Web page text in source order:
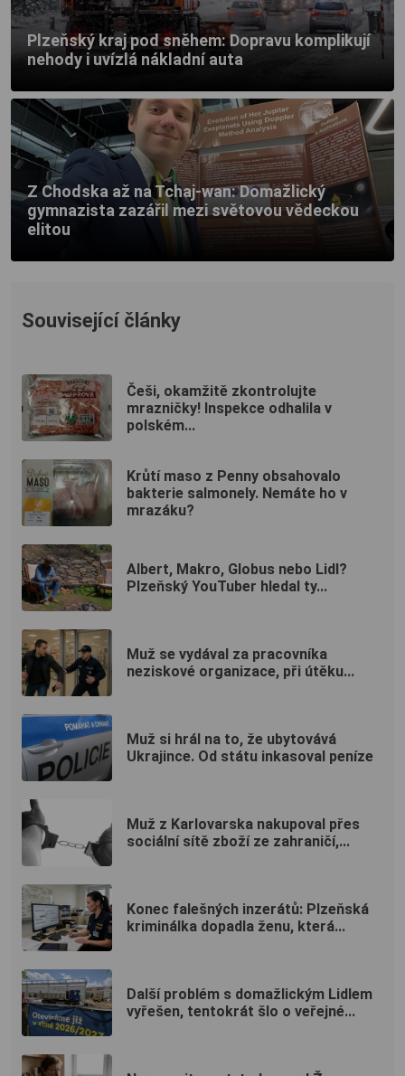
Plzeňský kraj pod sněhem: Dopravu komplikují
nehody i uvízlá nákladní auta
Z Chodska až na Tchaj-wan: Domažlický
gymnazista zazářil mezi světovou vědeckou
elitou
Související články
Češi, okamžitě zkontrolujte
mrazničky! Inspekce odhalila v
polském...
Krůtí maso z Penny obsahovalo
bakterie salmonely. Nemáte ho v
mrazáku?
Albert, Makro, Globus nebo Lidl?
Plzeňský YouTuber hledal ty...
Muž se vydával za pracovníka
neziskové organizace, při útěku...
Muž si hrál na to, že ubytovává
Ukrajince. Od státu inkasoval peníze
Muž z Karlovarska nakupoval přes
sociální sítě zboží ze zahraničí,...
Konec falešných inzerátů: Plzeňská
kriminálka dopadla ženu, která...
Další problém s domažlickým Lidlem
vyřešen, tentokrát šlo o veřejné...